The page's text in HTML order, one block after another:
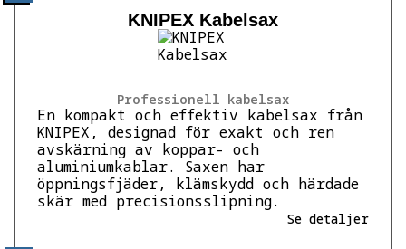
Professionell kabelsax
KNIPEX Kabelsax
En kompakt och effektiv kabelsax från
KNIPEX, designad för exakt och ren
avskärning av koppar- och
aluminiumkablar. Saxen har
öppningsfjäder, klämskydd och härdade
skär med precisionsslipning.
Se detaljer